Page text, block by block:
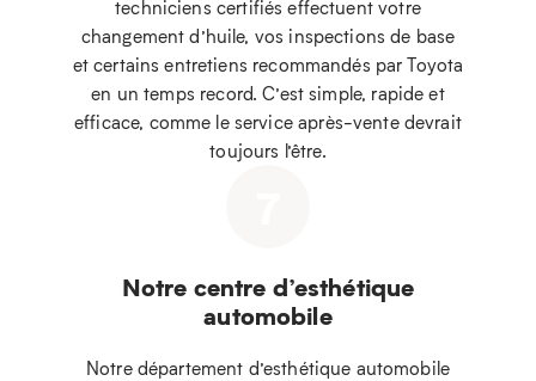
techniciens certifiés effectuent votre
changement d’huile, vos inspections de base
et certains entretiens recommandés par Toyota
en un temps record. C’est simple, rapide et
efficace, comme le service après-vente devrait
toujours l’être.
Notre centre d’esthétique
automobile
Notre département d’esthétique automobile